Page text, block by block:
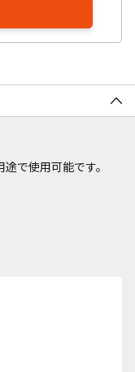
で使用可能です。